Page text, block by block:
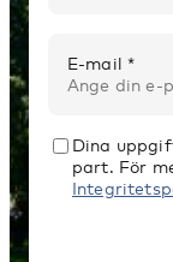
E-mail *
Dina
part. För